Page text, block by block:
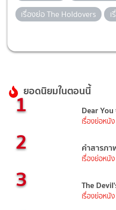
เรื่องย่อ The Holdovers
ยอดนิยมในตอนนี้
1 Dear
เรื่องย่อหนัง
2 คำสารภ
เรื่องย่อหนัง
3 The
เรื่องย่อหนัง